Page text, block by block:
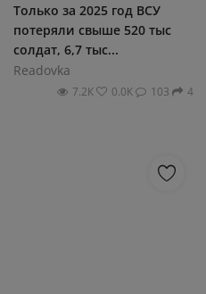
Только за 2025 год ВСУ
потеряли свыше 520 тыс
солдат, 6,7 тыс...
Readovka
7.2К 0.0К 103 4